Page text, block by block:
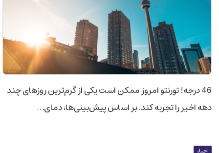
46 درجه! تورنتو امروز ممکن است یکی از گرم‌ترین روزهای چند
دهه اخیر را تجربه کند. بر اساس پیش‌بینی‌ها، دمای…
اخبار